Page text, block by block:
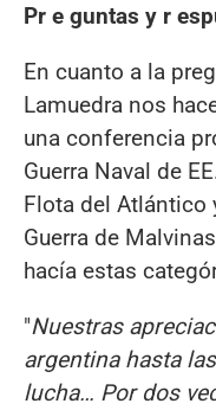
Pr e guntas y r
En cuanto a la
Lamuedra nos
una conferencia
Guerra Naval de
Flota del Atlántico
Guerra de
hacía estas
"Nuestras
argentina hasta las
lucha… Por dos